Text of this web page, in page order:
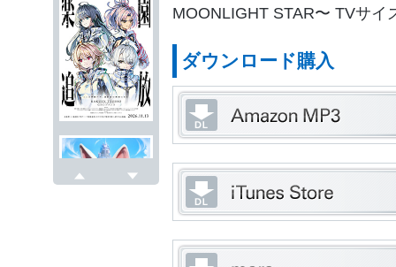
MOONLIGHT STAR〜 TVサイ
ダウンロード購入